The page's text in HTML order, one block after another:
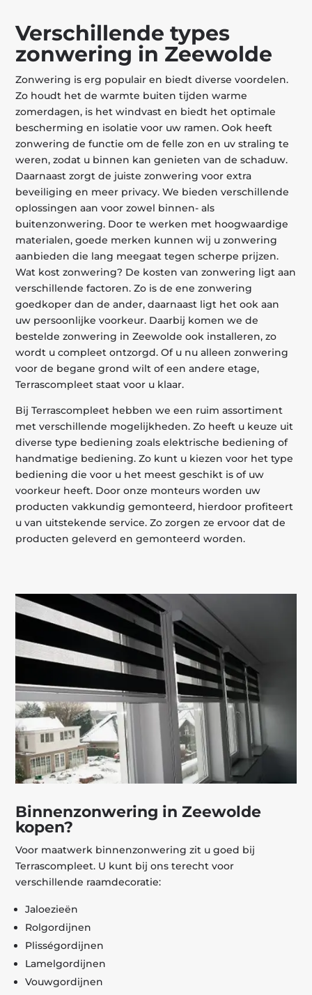
Verschillende types
zonwering in Zeewolde
Zonwering is erg populair en biedt diverse voordelen.
Zo houdt het de warmte buiten tijden warme
zomerdagen, is het windvast en biedt het optimale
bescherming en isolatie voor uw ramen. Ook heeft
zonwering de functie om de felle zon en uv straling te
weren, zodat u binnen kan genieten van de schaduw.
Daarnaast zorgt de juiste zonwering voor extra
beveiliging en meer privacy. We bieden verschillende
oplossingen aan voor zowel binnen- als
buitenzonwering. Door te werken met hoogwaardige
materialen, goede merken kunnen wij u zonwering
aanbieden die lang meegaat tegen scherpe prijzen.
Wat kost zonwering? De kosten van zonwering ligt aan
verschillende factoren. Zo is de ene zonwering
goedkoper dan de ander, daarnaast ligt het ook aan
uw persoonlijke voorkeur. Daarbij komen we de
bestelde zonwering in Zeewolde ook installeren, zo
wordt u compleet ontzorgd. Of u nu alleen zonwering
voor de begane grond wilt of een andere etage,
Terrascompleet staat voor u klaar.
Bij Terrascompleet hebben we een ruim assortiment
met verschillende mogelijkheden. Zo heeft u keuze uit
diverse type bediening zoals elektrische bediening of
handmatige bediening. Zo kunt u kiezen voor het type
bediening die voor u het meest geschikt is of uw
voorkeur heeft. Door onze monteurs worden uw
producten vakkundig gemonteerd, hierdoor profiteert
u van uitstekende service. Zo zorgen ze ervoor dat de
producten geleverd en gemonteerd worden.
Binnenzonwering in Zeewolde
kopen?
Voor maatwerk binnenzonwering zit u goed bij
Terrascompleet. U kunt bij ons terecht voor
verschillende raamdecoratie:
Jaloezieën
Rolgordijnen
Plisségordijnen
Lamelgordijnen
Vouwgordijnen